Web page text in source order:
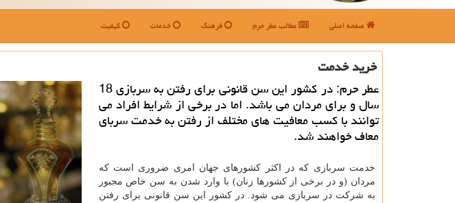
صفحه اصلی مطالب عطر حرم فرهنگ خدمات کیفیت
خرید خدمت
عطر حرم: در كشور این سن قانونی برای رفتن به سربازی 18
سال و برای مردان می باشد. اما در برخی از شرایط افراد می
توانند با كسب معافیت های مختلف از رفتن به خدمت سربای
معاف خواهند شد.
خدمت سربازی که در اکثر کشورهای جهان امری ضروری است که
مردان (و در برخی از کشورها زنان) با وارد شدن به سن خاص مجبور
به شرکت در سربازی می شود. در کشور این سن قانونی برای رفتن